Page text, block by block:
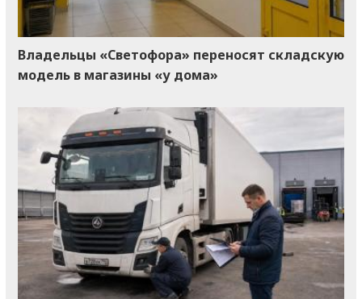
Владельцы «Светофора» переносят складскую
модель в магазины «у дома»